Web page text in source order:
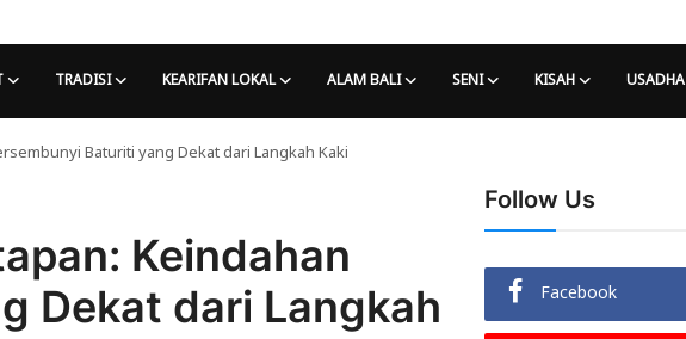
TRADISI KEARIFAN LOKAL ALAM BALI SENI KISAH USADHA
Baturiti yang Dekat dari Langkah Kaki
Keindahan
Dekat dari Langkah
Follow Us
Facebook